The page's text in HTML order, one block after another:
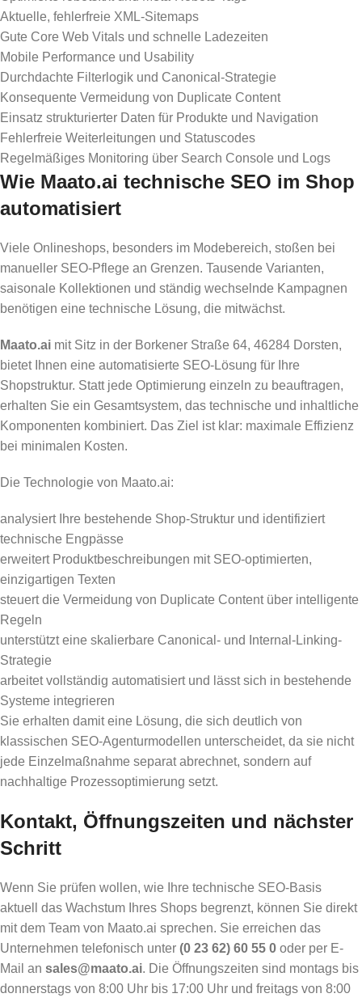
Aktuelle, fehlerfreie XML-Sitemaps
Gute Core Web Vitals und schnelle Ladezeiten
Mobile Performance und Usability
Durchdachte Filterlogik und Canonical-Strategie
Konsequente Vermeidung von Duplicate Content
Einsatz strukturierter Daten für Produkte und Navigation
Fehlerfreie Weiterleitungen und Statuscodes
Regelmäßiges Monitoring über Search Console und Logs
Wie Maato.ai technische SEO im Shop
automatisiert
Viele Onlineshops, besonders im Modebereich, stoßen bei
manueller SEO-Pflege an Grenzen. Tausende Varianten,
saisonale Kollektionen und ständig wechselnde Kampagnen
benötigen eine technische Lösung, die mitwächst.
Maato.ai mit Sitz in der Borkener Straße 64, 46284 Dorsten,
bietet Ihnen eine automatisierte SEO-Lösung für Ihre
Shopstruktur. Statt jede Optimierung einzeln zu beauftragen,
erhalten Sie ein Gesamtsystem, das technische und inhaltliche
Komponenten kombiniert. Das Ziel ist klar: maximale Effizienz
bei minimalen Kosten.
Die Technologie von Maato.ai:
analysiert Ihre bestehende Shop-Struktur und identifiziert
technische Engpässe
erweitert Produktbeschreibungen mit SEO-optimierten,
einzigartigen Texten
steuert die Vermeidung von Duplicate Content über intelligente
Regeln
unterstützt eine skalierbare Canonical- und Internal-Linking-
Strategie
arbeitet vollständig automatisiert und lässt sich in bestehende
Systeme integrieren
Sie erhalten damit eine Lösung, die sich deutlich von
klassischen SEO-Agenturmodellen unterscheidet, da sie nicht
jede Einzelmaßnahme separat abrechnet, sondern auf
nachhaltige Prozessoptimierung setzt.
Kontakt, Öffnungszeiten und nächster
Schritt
Wenn Sie prüfen wollen, wie Ihre technische SEO-Basis
aktuell das Wachstum Ihres Shops begrenzt, können Sie direkt
mit dem Team von Maato.ai sprechen. Sie erreichen das
Unternehmen telefonisch unter (0 23 62) 60 55 0 oder per E-
Mail an sales@maato.ai. Die Öffnungszeiten sind montags bis
donnerstags von 8:00 Uhr bis 17:00 Uhr und freitags von 8:00